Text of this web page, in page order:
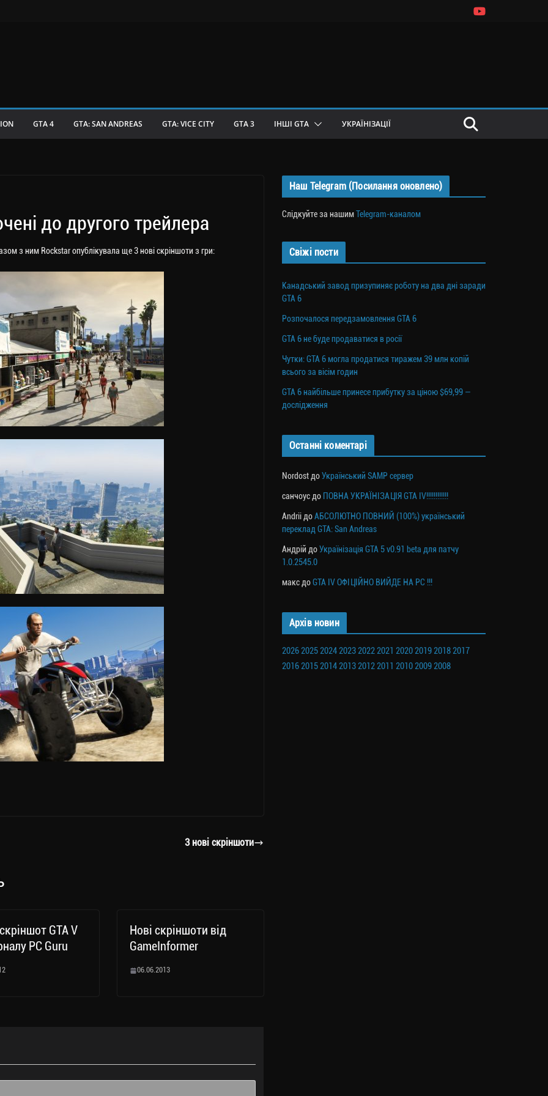
GTA 4 GTA: SAN ANDREAS GTA: VICE CITY GTA 3 ІНШІ GTA УКРАЇНІЗАЦІЇ
до другого трейлера
з ним Rockstar опублікувала ще 3 нові скріншоти з гри:
3 нові скріншоти
GTA V
PC Guru
Нові скріншоти від
GameInformer
06.06.2013
Наш Telegram (Посилання оновлено)
Слідкуйте за нашимTelegram-каналом
Свіжі пости
Канадський завод призупиняє роботу на два дні заради
GTA 6
Розпочалося передзамовлення GTA 6
GTA 6 не буде продаватися в росії
Чутки: GTA 6 могла продатися тиражем 39 млн копій
всього за вісім годин
GTA 6 найбільше принесе прибутку за ціною $69,99 —
дослідження
Останні коментарі
Nordost доУкраїнський SAMP сервер
санчоус до ПОВНА УКРАЇНІЗАЦІЯ GTA IV!!!!!!!!!!!!
Andrii доАБСОЛЮТНО ПОВНИЙ (100%) український
переклад GTA: San Andreas
Андрій доУкраїнізація GTA 5 v0.91 beta для патчу
1.0.2545.0
макс доGTA IV ОФІЦІЙНО ВИЙДЕ НА PC !!!
Архів новин
202620252024202320222021 2020201920182017
201620152014201320122011 201020092008